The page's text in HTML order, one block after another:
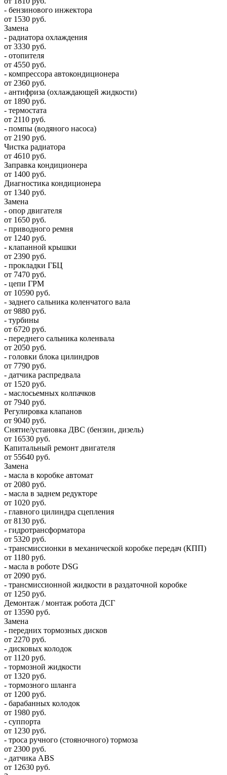
- бензинового инжектора
от 1530 руб.
Замена
- радиатора охлаждения
от 3330 руб.
- отопителя
от 4550 руб.
- компрессора автокондиционера
от 2360 руб.
- антифриза (охлаждающей жидкости)
от 1890 руб.
- термостата
от 2110 руб.
- помпы (водяного насоса)
от 2190 руб.
Чистка радиатора
от 4610 руб.
Заправка кондиционера
от 1400 руб.
Диагностика кондиционера
от 1340 руб.
Замена
- опор двигателя
от 1650 руб.
- приводного ремня
от 1240 руб.
- клапанной крышки
от 2390 руб.
- прокладки ГБЦ
от 7470 руб.
- цепи ГРМ
от 10590 руб.
- заднего сальника коленчатого вала
от 9880 руб.
- турбины
от 6720 руб.
- переднего сальника коленвала
от 2050 руб.
- головки блока цилиндров
от 7790 руб.
- датчика распредвала
от 1520 руб.
- маслосьемных колпачков
от 7940 руб.
Регулировка клапанов
от 9040 руб.
Снятие/установка ДВС (бензин, дизель)
от 16530 руб.
Капитальный ремонт двигателя
от 55640 руб.
Замена
- масла в коробке автомат
от 2080 руб.
- масла в заднем редукторе
от 1020 руб.
- главного цилиндра сцепления
от 8130 руб.
- гидротрансформатора
от 5320 руб.
- трансмиссионки в механической коробке передач (КПП)
от 1180 руб.
- масла в роботе DSG
от 2090 руб.
- трансмиссионной жидкости в раздаточной коробке
от 1250 руб.
Демонтаж / монтаж робота ДСГ
от 13590 руб.
Замена
- передних тормозных дисков
от 2270 руб.
- дисковых колодок
от 1120 руб.
- тормозной жидкости
от 1320 руб.
- тормозного шланга
от 1200 руб.
- барабанных колодок
от 1980 руб.
- суппорта
от 1230 руб.
- троса ручного (стояночного) тормоза
от 2300 руб.
- датчика ABS
от 12630 руб.